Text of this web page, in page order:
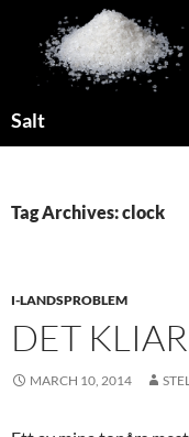
Salt
Tag Archives: clock
I-LANDSPROBLEM
DET
MARCH 10, 2014